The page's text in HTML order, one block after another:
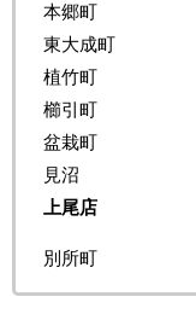
本郷町
東大成町
植竹町
櫛引町
盆栽町
見沼
上尾店
別所町